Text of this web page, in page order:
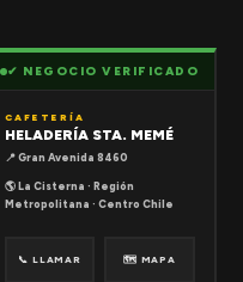
✔ NEGOCIO VERIFICADO
CAFETERÍA
HELADERÍA STA. MEMÉ
📍 Gran Avenida 8460
🌎 La Cisterna · Región
Metropolitana · Centro Chile
📞 LLAMAR 🗺 MAPA